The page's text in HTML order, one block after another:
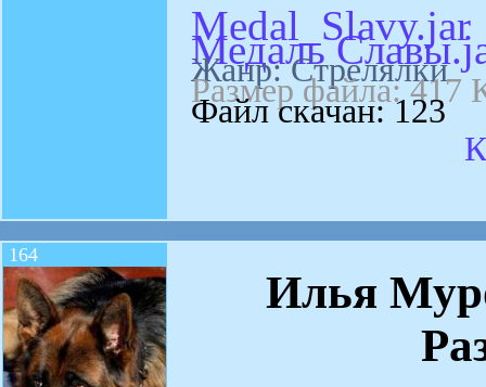
Medal_Slavy.jar
Медаль
Жанр: Стрелялки
Размер файла: 417
Файл скачан: 123
164
Илья